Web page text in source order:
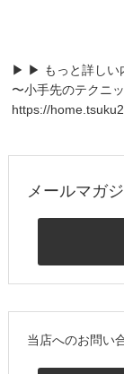
▶ ▶ もっと詳しい
〜小手先のテクニ
https://
メールマガ
当店へのお問い